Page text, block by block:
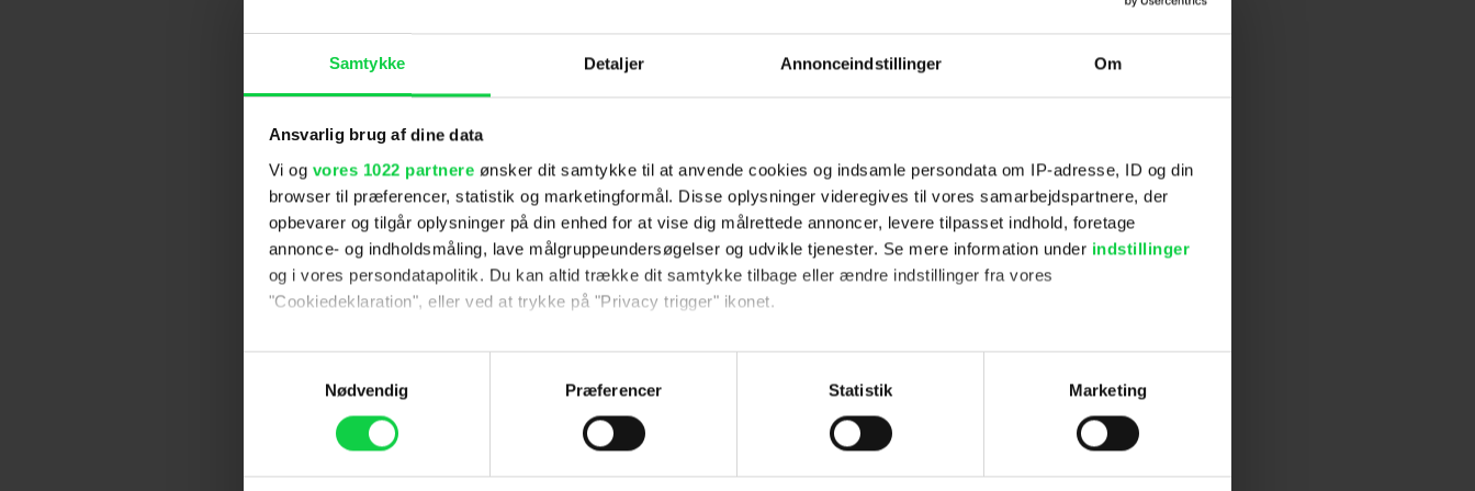
Samtykke Detaljer Annonceindstillinger Om
Ansvarlig brug af dine data
Vi og vores 1022 partnere ønsker dit samtykke til at anvende cookies og indsamle persondata om IP-adresse, ID og din
browser til præferencer, statistik og marketingformål. Disse oplysninger videregives til vores samarbejdspartnere, der
opbevarer og tilgår oplysninger på din enhed for at vise dig målrettede annoncer, levere tilpasset indhold, foretage
annonce- og indholdsmåling, lave målgruppeundersøgelser og udvikle tjenester. Se mere information under indstillinger
og i vores persondatapolitik. Du kan altid trække dit samtykke tilbage eller ændre indstillinger fra vores
"Cookiedeklaration", eller ved at trykke på "Privacy trigger" ikonet.
Hvis du tillader det, vil vi også gerne:
Indsamle præcise oplysninger om din placering, der kan være nøjagtig inden for få meter
Dine valg anvendes på hele websitet.
Nødvendig
Præferencer Statistik Marketing
Send
Ved tilmelding accepterer jeg
Om Kino.dk
Annoncering
Privatlivspolitik